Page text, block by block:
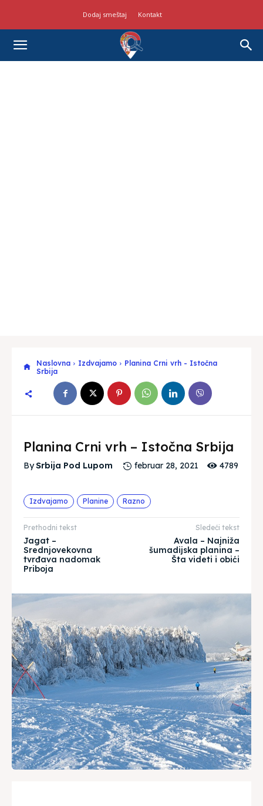
Dodaj smeštaj Kontakt
Naslovna Izdvajamo
Planina Crni vrh - Istočna
Srbija
Planina Crni vrh – Istočna Srbija
BySrbija Pod Lupom februar 28, 2021 4789
Izdvajamo Planine Razno
Prethodni tekst
Jagat –
Srednjovekovna
tvrđava nadomak
Priboja
Sledeći tekst
Avala – Najniža
šumadijska planina –
Šta videti i obići